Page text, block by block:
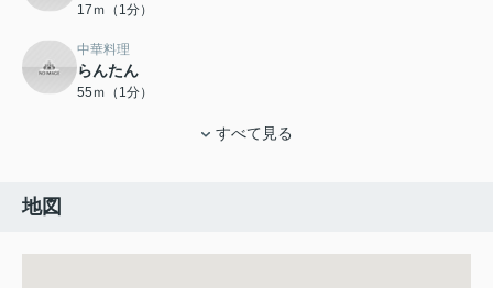
17ｍ（1分）
中華料理
らんたん
55ｍ（1分）
すべて見る
地図